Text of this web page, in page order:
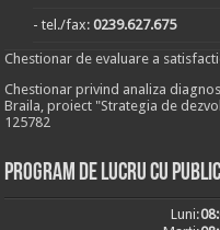
- tel./fax:0239.627.675
Chestionar de evaluare a
Chestionar privind analiza
Braila, proiect "Strategia de
125782
Program de lucru cu
Luni: